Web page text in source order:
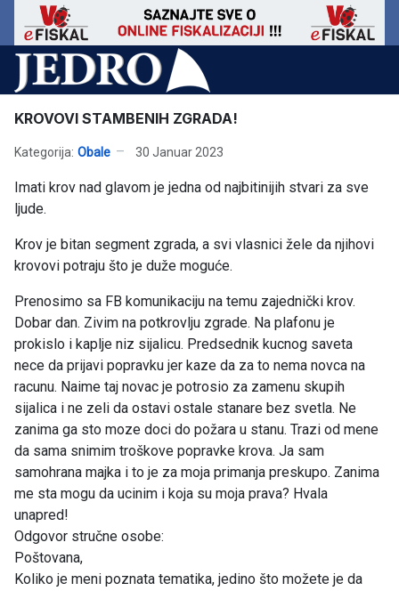
KROVOVI STAMBENIH ZGRADA!
Kategorija: Obale 30 Januar 2023
Imati krov nad glavom je jedna od najbitinijih stvari za sve
ljude.
Krov je bitan segment zgrada, a svi vlasnici žele da njihovi
krovovi potraju što je duže moguće.
Prenosimo sa FB komunikaciju na temu zajednički krov.
Dobar dan. Zivim na potkrovlju zgrade. Na plafonu je
prokislo i kaplje niz sijalicu. Predsednik kucnog saveta
nece da prijavi popravku jer kaze da za to nema novca na
racunu. Naime taj novac je potrosio za zamenu skupih
sijalica i ne zeli da ostavi ostale stanare bez svetla. Ne
zanima ga sto moze doci do požara u stanu. Trazi od mene
da sama snimim troškove popravke krova. Ja sam
samohrana majka i to je za moja primanja preskupo. Zanima
me sta mogu da ucinim i koja su moja prava? Hvala
unapred!
Odgovor stručne osobe:
Poštovana,
Koliko je meni poznata tematika, jedino što možete je da